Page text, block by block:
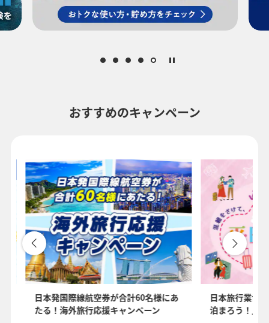
時間帯指定なし
プロモーションコードについて
・表示金額は選択いただいた条件でのもっともおトクな運賃となりま
す。
・表示金額と空席状況は最新ではない場合があります。[検索する]ボタ
ンより最新の空席照会結果をご確認ください。
・「＊」は現在金額が確認できない都市・日付となります。空席照会
結果画面にて最新の情報をご確認ください。
・表示金額には、運賃、燃油特別付加運賃、航空保険特別料金、その
他の各種税金、料金などが含まれます。発券時に再計算するため、変
動する可能性があります。
おすすめのキャンペーン
日本発国際線航空券が合計60名様にあ
たる！海外旅行応援キャンペーン
日本旅行業協
泊まろう！」